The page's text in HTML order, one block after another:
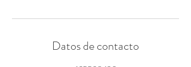
Datos de contacto